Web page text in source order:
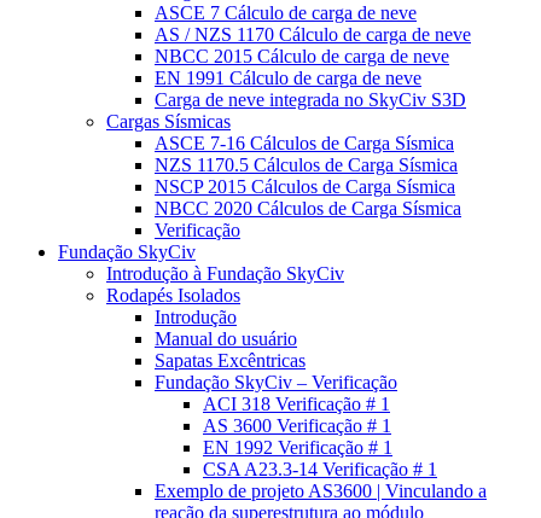
ASCE 7 Cálculo de carga de neve
AS / NZS 1170 Cálculo de carga de neve
NBCC 2015 Cálculo de carga de neve
EN 1991 Cálculo de carga de neve
Carga de neve integrada no SkyCiv S3D
Cargas Sísmicas
ASCE 7-16 Cálculos de Carga Sísmica
NZS 1170.5 Cálculos de Carga Sísmica
NSCP 2015 Cálculos de Carga Sísmica
NBCC 2020 Cálculos de Carga Sísmica
Verificação
Fundação SkyCiv
Introdução à Fundação SkyCiv
Rodapés Isolados
Introdução
Manual do usuário
Sapatas Excêntricas
Fundação SkyCiv – Verificação
ACI 318 Verificação # 1
AS 3600 Verificação # 1
EN 1992 Verificação # 1
CSA A23.3-14 Verificação # 1
Exemplo de projeto AS3600 | Vinculando a
reação da superestrutura ao módulo